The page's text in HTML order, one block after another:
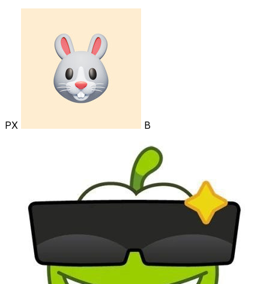
РХ В